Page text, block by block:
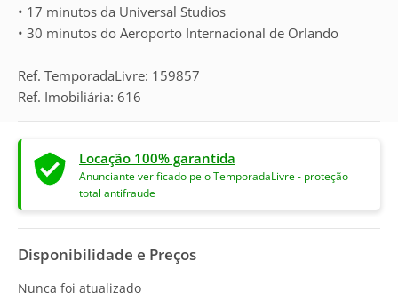
• 17 minutos da Universal Studios
• 30 minutos do Aeroporto Internacional de Orlando
Ref. TemporadaLivre: 159857
Ref. Imobiliária: 616
Locação 100% garantida
Anunciante verificado pelo TemporadaLivre - proteção
total antifraude
Disponibilidade e Preços
Nunca foi atualizado